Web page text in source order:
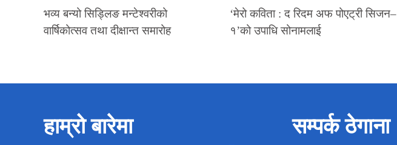
भव्य बन्यो सिड्लिङ मन्टेश्वरीको
वार्षिकोत्सव तथा दीक्षान्त समारोह
‘मेरो कविता : द रिदम अफ पोएट्री सिजन–
१’को उपाधि सोनामलाई
हाम्रो बारेमा सम्पर्क ठेगाना